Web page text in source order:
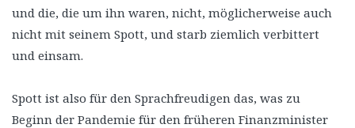
und die, die um ihn waren, nicht, möglicherweise auch
nicht mit seinem Spott, und starb ziemlich verbittert
und einsam.
Spott ist also für den Sprachfreudigen das, was zu
Beginn der Pandemie für den früheren Finanzminister